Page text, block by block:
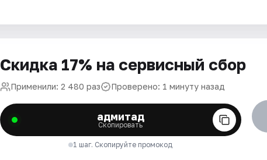
Скидка 17% на сервисный сбор
Применили: 2 480 раз Проверено: 1 минуту назад
адмитад
Скопировать
1 шаг. Скопируйте промокод